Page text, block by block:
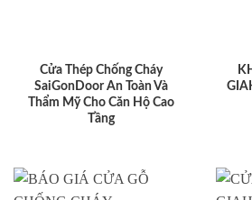
Cửa Thép Chống Cháy
SaiGonDoor An Toàn Và
Thẩm Mỹ Cho Căn Hộ Cao
Tầng